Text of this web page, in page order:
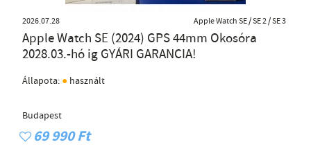
2026.07.28 Apple Watch SE / SE 2 / SE 3
Apple Watch SE (2024) GPS 44mm Okosóra
2028.03.-hó ig GYÁRI GARANCIA!
Állapota: ● használt
Budapest
69 990 Ft